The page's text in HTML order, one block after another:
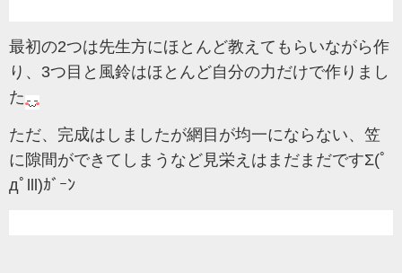
最初の2つは先生方にほとんど教えてもらいながら作
り、3つ目と風鈴はほとんど自分の力だけで作りまし
た
ただ、完成はしましたが網目が均一にならない、笠
に隙間ができてしまうなど見栄えはまだまだですΣ(ﾟ
дﾟlll)ｶﾞｰﾝ